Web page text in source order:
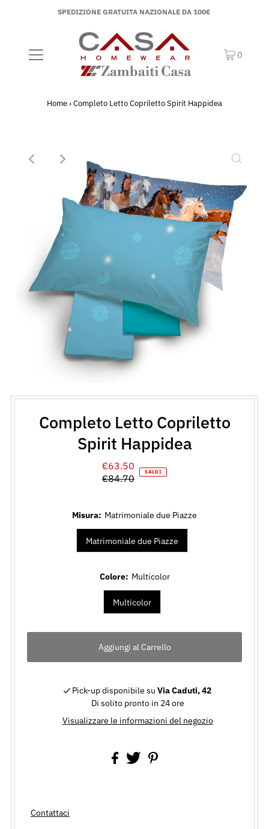
SPEDIZIONE GRATUITA NAZIONALE DA 100€
0
Home›Completo Letto Copriletto Spirit Happidea
Completo Letto Copriletto
Spirit Happidea
Prezzo
di
€63.50
Prezzo
€84.70
SALDI
Misura: Matrimoniale due Piazze
Matrimoniale due Piazze
Colore: Multicolor
Multicolor
Pick-up disponibile suVia Caduti, 42
Di solito pronto in 24 ore
Visualizzare le informazioni del negozio
Contattaci